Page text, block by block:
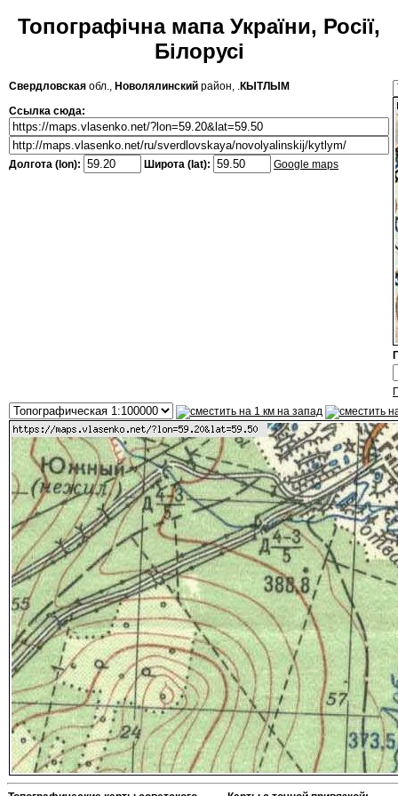
Топографічна мапа України, Росії,
Білорусі
Свердловская обл., Новолялинский район, .КЫТЛЫМ
Ссылка сюда:
Долгота (lon): Широта (lat): Google maps